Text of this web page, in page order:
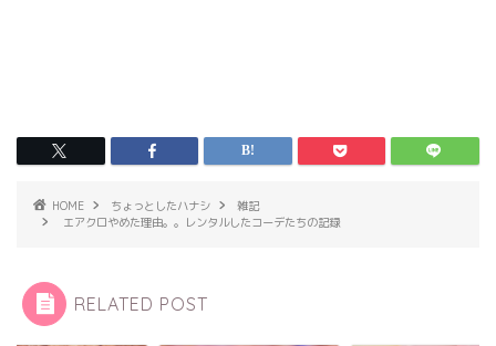
HOME ちょっとしたハナシ
雑記
エアクロやめた理由。。レンタルしたコーデたちの記録
RELATED POST